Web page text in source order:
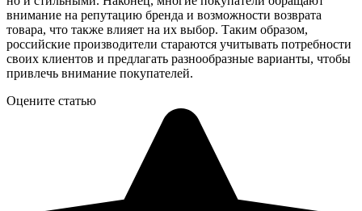
внимание на репутацию бренда и возможности возврата
товара, что также влияет на их выбор. Таким образом,
российские производители стараются учитывать потребности
своих клиентов и предлагать разнообразные варианты, чтобы
привлечь внимание покупателей.
Оцените статью